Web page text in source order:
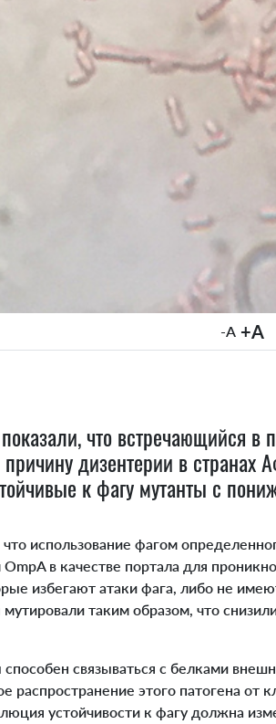
-A +A
что встречающийся в
дизентерии в странах
к фагу мутанты с
использование фагом
в качестве портала для
избегают атаки фага, либо не
таким образом, что
связываться с белками
этого патогена от
устойчивости к фагу должна